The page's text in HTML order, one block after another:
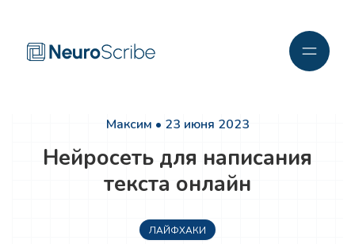
Максим • 23 июня 2023
Нейросеть для написания
текста онлайн
ЛАЙФХАКИ